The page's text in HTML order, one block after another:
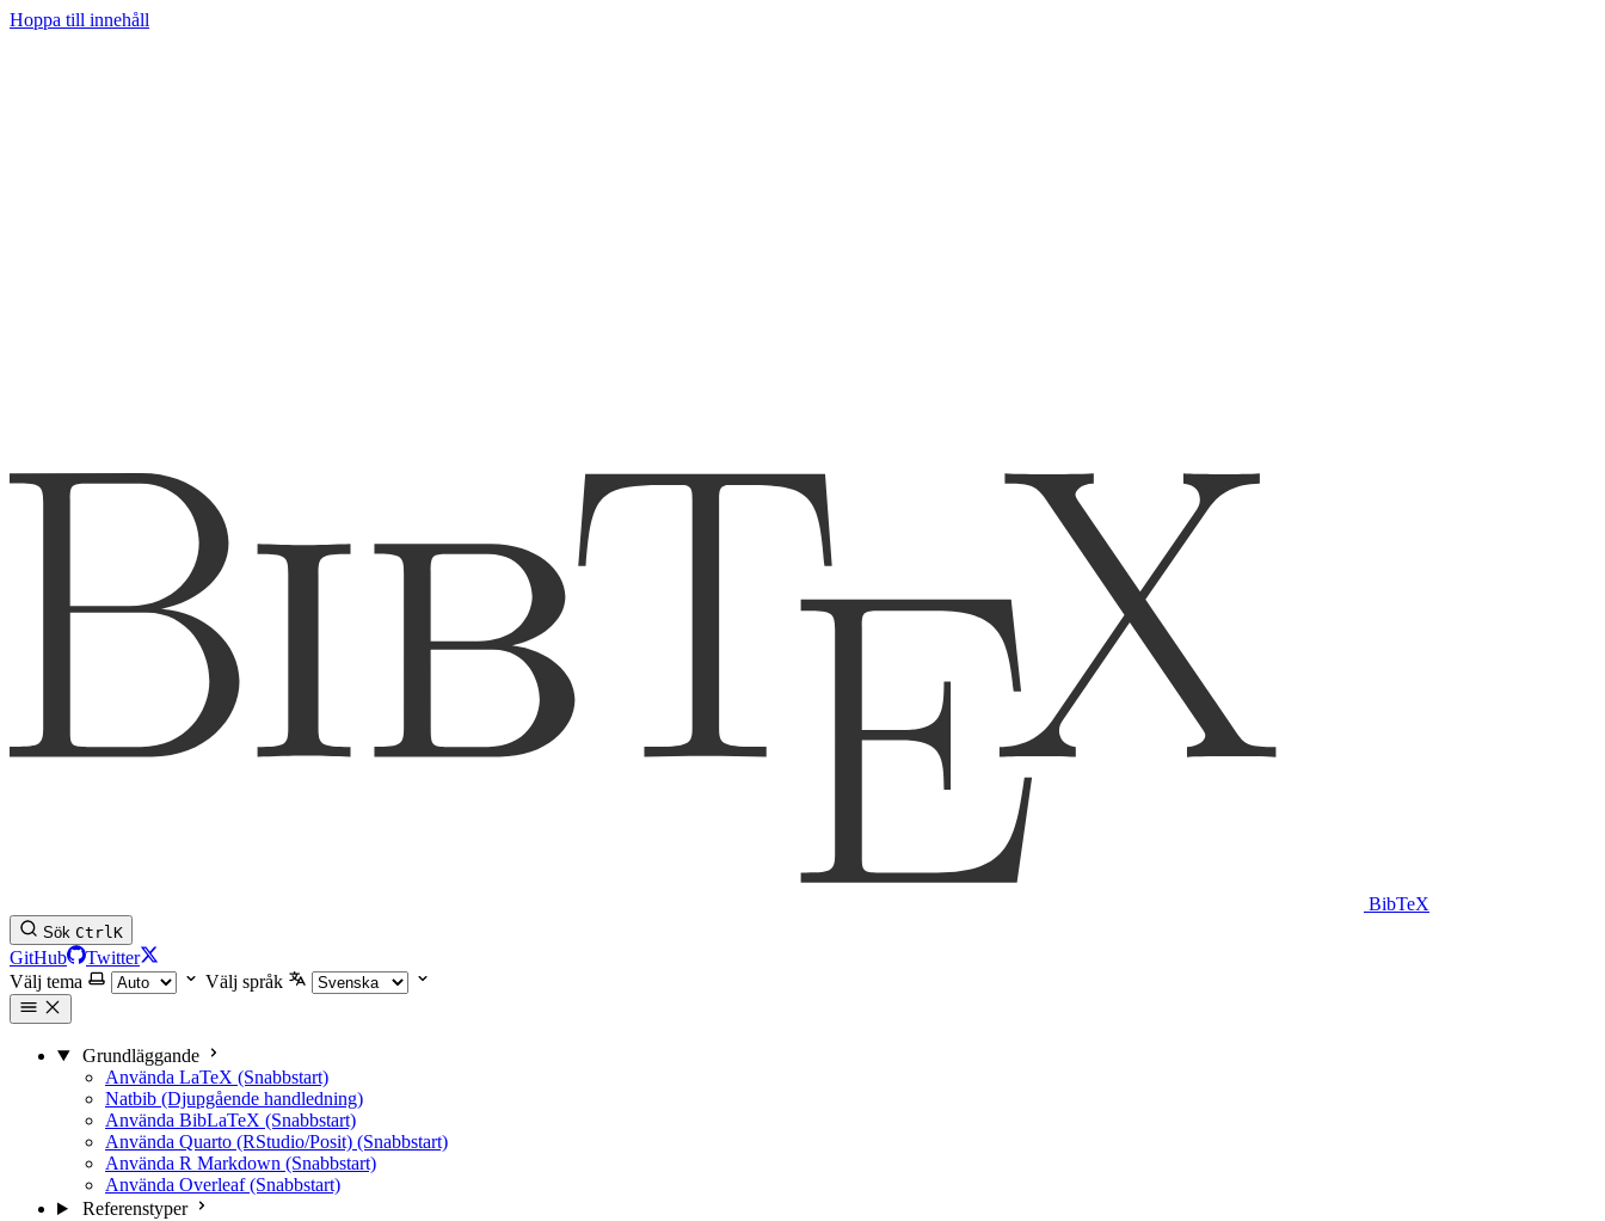
Hoppa till innehåll
BibTeX
Sök CtrlK
GitHub
Twitter
Välj tema
Välj språk
Grundläggande
Använda LaTeX (Snabbstart)
Natbib (Djupgående handledning)
Använda BibLaTeX (Snabbstart)
Använda Quarto (RStudio/Posit) (Snabbstart)
Använda R Markdown (Snabbstart)
Använda Overleaf (Snabbstart)
Referenstyper